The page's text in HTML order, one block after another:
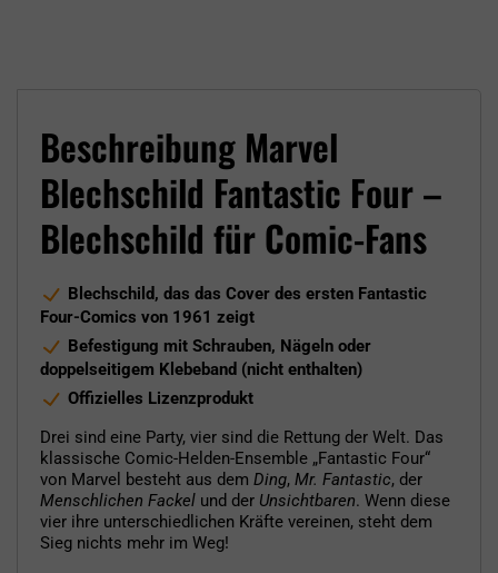
Beschreibung Marvel
Blechschild Fantastic Four –
Blechschild für Comic-Fans
Blechschild, das das Cover des ersten Fantastic
Four-Comics von 1961 zeigt
Befestigung mit Schrauben, Nägeln oder
doppelseitigem Klebeband (nicht enthalten)
Offizielles Lizenzprodukt
Drei sind eine Party, vier sind die Rettung der Welt. Das
klassische Comic-Helden-Ensemble „Fantastic Four“
von Marvel besteht aus dem Ding, Mr. Fantastic, der
Menschlichen Fackel und der Unsichtbaren. Wenn diese
vier ihre unterschiedlichen Kräfte vereinen, steht dem
Sieg nichts mehr im Weg!